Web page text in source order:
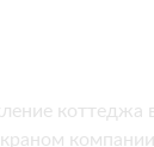
коттеджа